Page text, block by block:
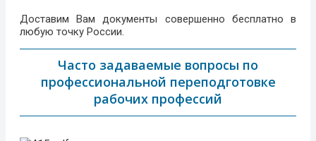
Доставим Вам документы совершенно бесплатно в
любую точку России.
Часто задаваемые вопросы по
профессиональной переподготовке
рабочих профессий